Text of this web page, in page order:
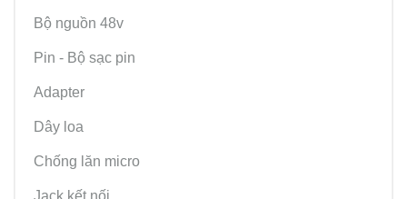
Bộ nguồn 48v
Pin - Bộ sạc pin
Adapter
Dây loa
Chống lăn micro
Jack kết nối